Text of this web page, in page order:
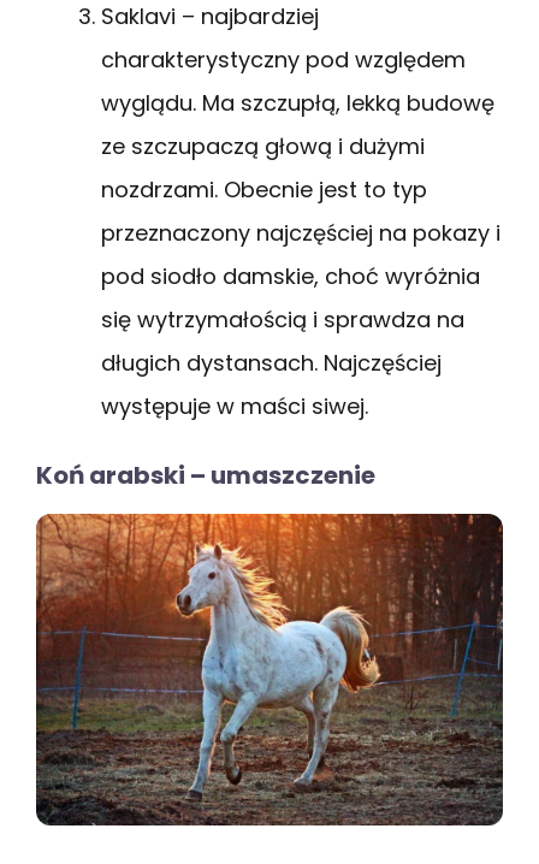
Saklavi – najbardziej
charakterystyczny pod względem
wyglądu. Ma szczupłą, lekką budowę
ze szczupaczą głową i dużymi
nozdrzami. Obecnie jest to typ
przeznaczony najczęściej na pokazy i
pod siodło damskie, choć wyróżnia
się wytrzymałością i sprawdza na
długich dystansach. Najczęściej
występuje w maści siwej.
Koń arabski – umaszczenie